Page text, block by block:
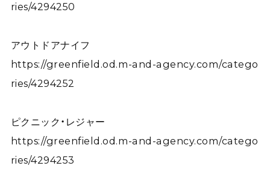
ries/4294250
アウトドアナイフ
https://greenfield.od.m-and-agency.com/catego
ries/4294252
ピクニック・レジャー
https://greenfield.od.m-and-agency.com/catego
ries/4294253